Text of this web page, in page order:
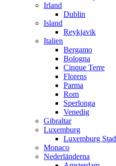
Irland
Dublin
Island
Reykjavik
Italien
Bergamo
Bologna
Cinque Terre
Florens
Parma
Rom
Sperlonga
Venedig
Gibraltar
Luxemburg
Luxemburg Stad
Monaco
Nederländerna